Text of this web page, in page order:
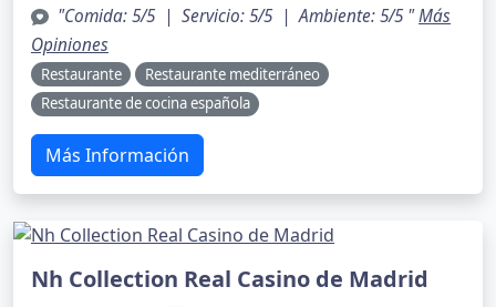
"Comida: 5/5 | Servicio: 5/5 | Ambiente: 5/5 "Más
Opiniones
Restaurante
Restaurante mediterráneo
Restaurante de cocina española
Más Información
Nh Collection Real Casino de Madrid